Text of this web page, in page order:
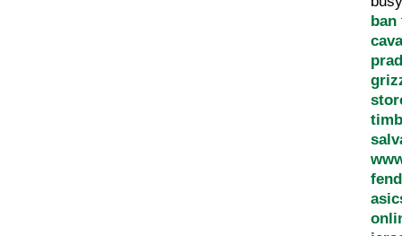
ban